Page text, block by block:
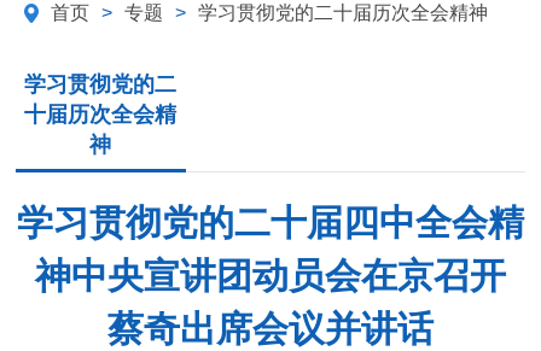
首页 > 专题 > 学习贯彻党的二十届历次全会精神
学习贯彻党的二
十届历次全会精
神
学习贯彻党的二十届四中全会精
神中央宣讲团动员会在京召开
蔡奇出席会议并讲话